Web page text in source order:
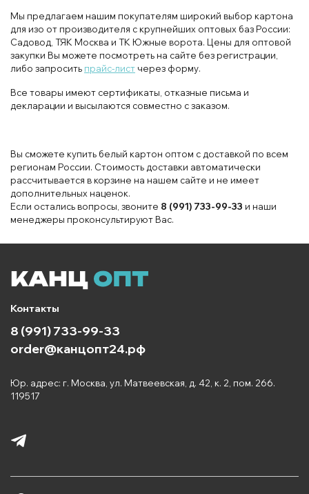
Мы предлагаем нашим покупателям широкий выбор картона
для изо от производителя с крупнейших оптовых баз России:
Садовод, ТЯК Москва и ТК Южные ворота. Цены для оптовой
закупки Вы можете посмотреть на сайте без регистрации,
либо запросить прайс-лист через форму.
Все товары имеют сертификаты, отказные письма и
декларации и высылаются совместно с заказом.
Вы сможете купить белый картон оптом с доставкой по всем
регионам России. Стоимость доставки автоматически
рассчитывается в корзине на нашем сайте и не имеет
дополнительных наценок.
Если остались вопросы, звоните 8 (991) 733-99-33 и наши
менеджеры проконсультируют Вас.
Контакты
8 (991) 733-99-33
order@канцопт24.рф
Юр. адрес: г. Москва, ул. Матвеевская, д. 42, к. 2, пом. 266.
119517